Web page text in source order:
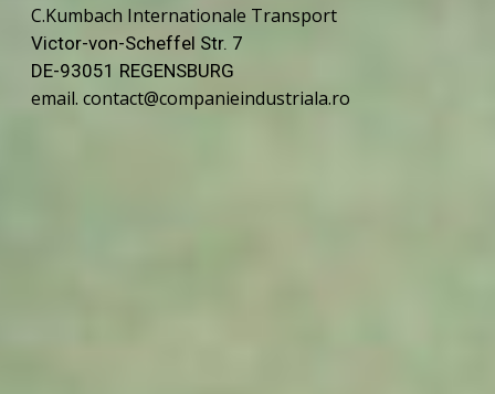
C.Kumbach Internationale Transport
Victor-von-Scheffel Str. 7
DE-93051 REGENSBURG
email. contact@companieindustriala.ro